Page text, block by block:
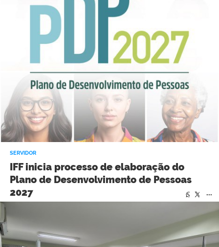
SERVIDOR
IFF inicia processo de elaboração do
Plano de Desenvolvimento de Pessoas
2027
...
...